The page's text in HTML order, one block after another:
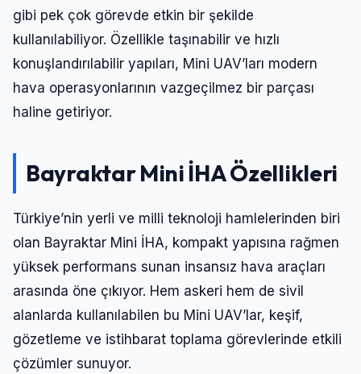
gibi pek çok görevde etkin bir şekilde
kullanılabiliyor. Özellikle taşınabilir ve hızlı
konuşlandırılabilir yapıları, Mini UAV’ları modern
hava operasyonlarının vazgeçilmez bir parçası
haline getiriyor.
Bayraktar Mini İHA Özellikleri
Türkiye’nin yerli ve milli teknoloji hamlelerinden biri
olan Bayraktar Mini İHA, kompakt yapısına rağmen
yüksek performans sunan insansız hava araçları
arasında öne çıkıyor. Hem askeri hem de sivil
alanlarda kullanılabilen bu Mini UAV’lar, keşif,
gözetleme ve istihbarat toplama görevlerinde etkili
çözümler sunuyor.
Kullanıcı Adı veya E-posta
Şifre
Beni Hatırla